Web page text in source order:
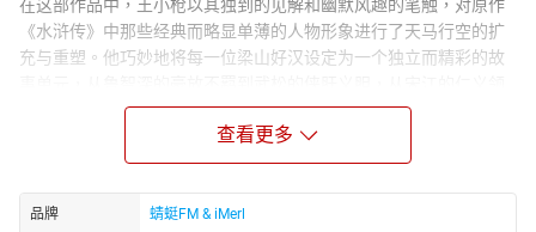
在这部作品中，王小枪以其独到的见解和幽默风趣的笔触，对原作
《水浒传》中那些经典而略显单薄的人物形象进行了天马行空的扩
充与重塑。他巧妙地将每一位梁山好汉设定为一个独立而精彩的故
导到李逵的憨直可爱，每一个人物都被赋予了全新的生命力和鲜明
通过王小枪那轻松诙谐的现代笔调，那些耳熟能详的水浒故事被重
新演绎得既亲切又充满新意，让读者在忍俊不禁的同时，也能深刻
感受到人物间的恩怨情仇与江湖义气。原本错综复杂、难以理清的
查看更多
品牌 蜻蜓FM & iMerl